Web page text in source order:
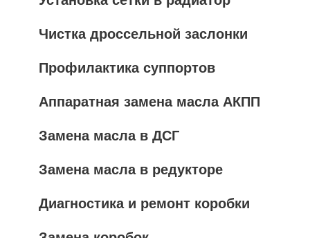
Чистка дроссельной заслонки
Профилактика суппортов
Аппаратная замена масла АКПП
Замена масла в ДСГ
Замена масла в редукторе
Диагностика и ремонт коробки